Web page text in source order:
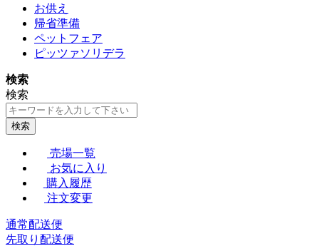
お供え
帰省準備
ペットフェア
ピッツァソリデラ
検索
検索
検索
売場一覧
お気に入り
購入履歴
注文変更
通常配送便
先取り配送便